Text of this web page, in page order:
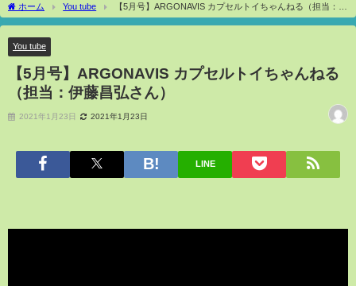
ホーム You tube
【5月号】ARGONAVIS カプセルトイちゃんねる（担当：伊
藤昌弘さん）
You tube
【5月号】ARGONAVIS カプセルトイちゃんねる
（担当：伊藤昌弘さん）
2021年1月23日 2021年1月23日
LINE